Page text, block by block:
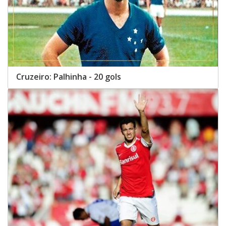
Cruzeiro: Palhinha - 20 gols